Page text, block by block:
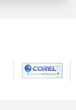
любые ноты для